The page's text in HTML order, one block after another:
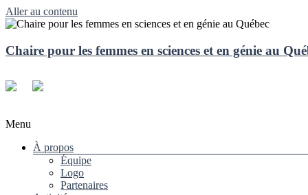
Aller au contenu
Chaire pour les femmes en sciences et en génie au
Menu
À propos
Équipe
Logo
Partenaires